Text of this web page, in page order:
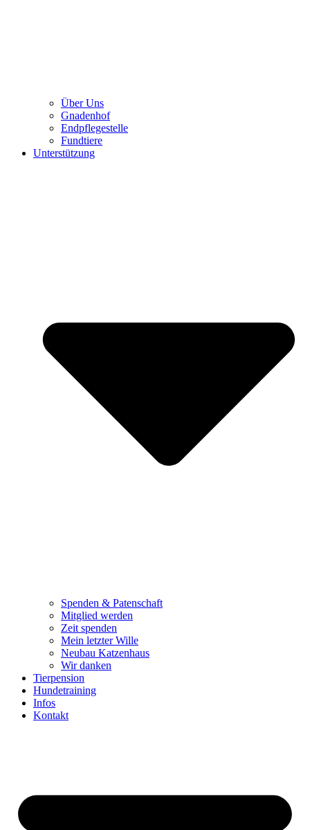
Über Uns
Gnadenhof
Endpflegestelle
Fundtiere
Unterstützung
Spenden & Patenschaft
Mitglied werden
Zeit spenden
Mein letzter Wille
Neubau Katzenhaus
Wir danken
Tierpension
Hundetraining
Infos
Kontakt